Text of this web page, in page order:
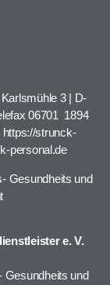
3 | D-
06701 1894
https://strunck-
personal.de
Gesundheits und
e. V.
Gesundheits und